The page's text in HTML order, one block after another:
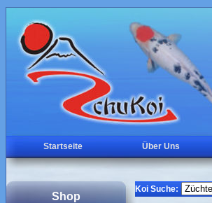
Startseite Über Uns
Shop
Koi Suche: